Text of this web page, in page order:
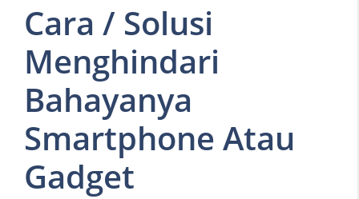
Cara / Solusi
Menghindari
Bahayanya
Smartphone Atau
Gadget